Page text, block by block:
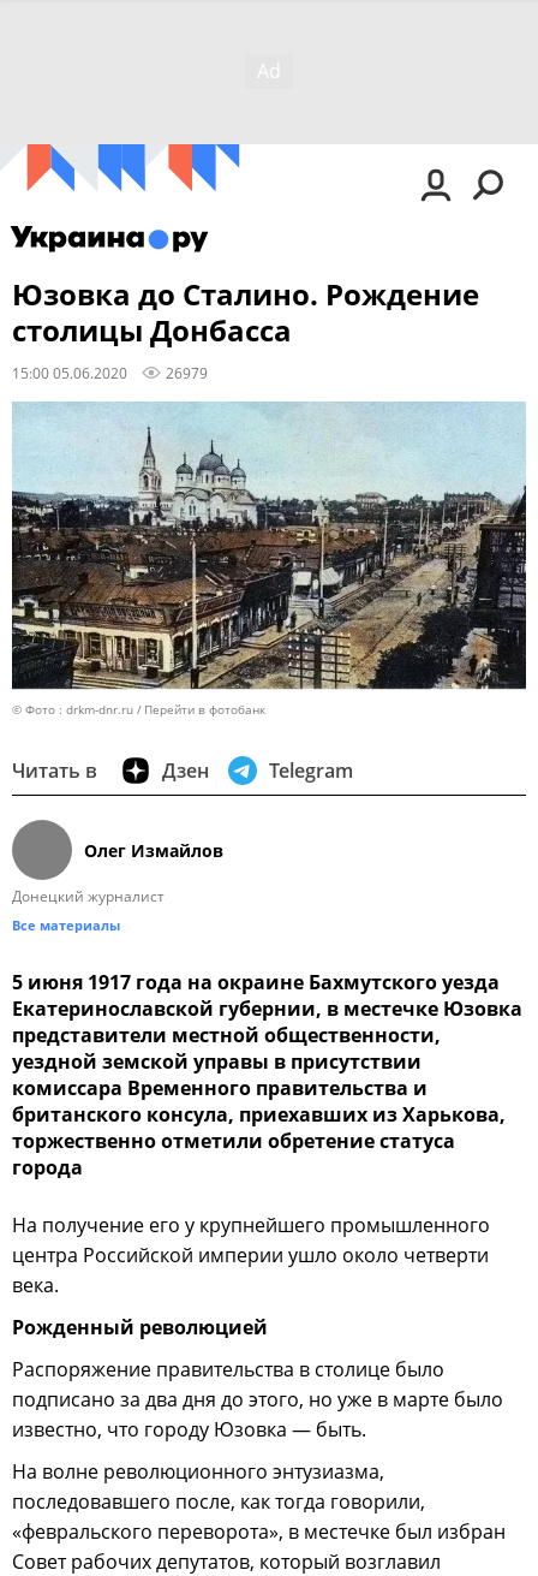
Юзовка до Сталино. Рождение
столицы Донбасса
15:00 05.06.2020 26979
© Фото : drkm-dnr.ru Перейти в фотобанк
Читать в Дзен Telegram
Олег Измайлов
Донецкий журналист
Все материалы
5 июня 1917 года на окраине Бахмутского уезда
Екатеринославской губернии, в местечке Юзовка
представители местной общественности,
уездной земской управы в присутствии
комиссара Временного правительства и
британского консула, приехавших из Харькова,
торжественно отметили обретение статуса
города
На получение его у крупнейшего промышленного
центра Российской империи ушло около четверти
века.
Рожденный революцией
Распоряжение правительства в столице было
подписано за два дня до этого, но уже в марте было
известно, что городу Юзовка — быть.
На волне революционного энтузиазма,
последовавшего после, как тогда говорили,
«февральского переворота», в местечке был избран
Совет рабочих депутатов, который возглавил